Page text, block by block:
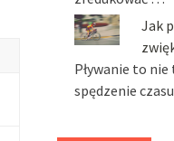
Jak
Pływanie to
spędzenie